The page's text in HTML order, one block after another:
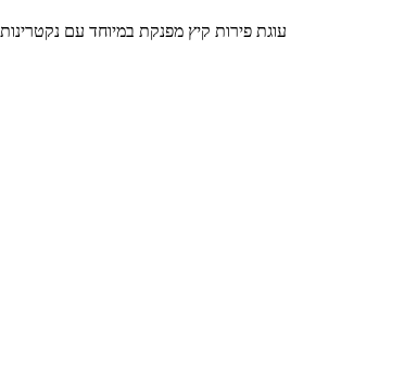
עוגת פירות קיץ מפנקת במיוחד עם נקטרינות, שזיפים, דובדבנים